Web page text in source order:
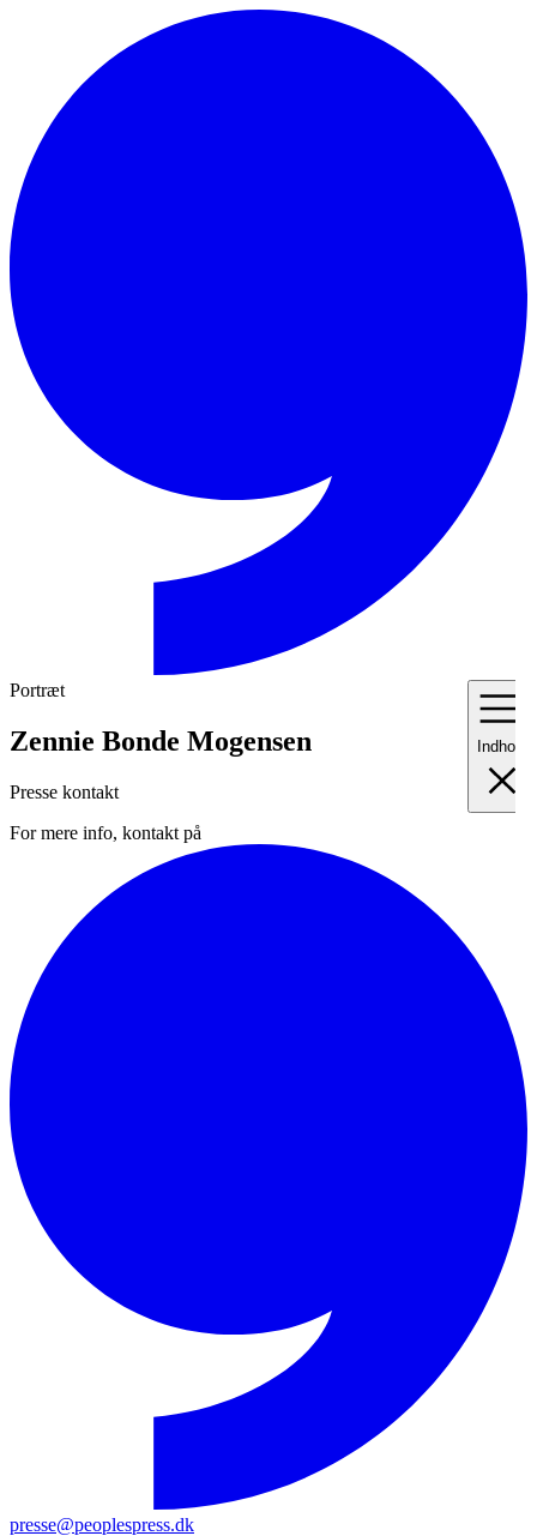
Indhold
Portræt
Zennie Bonde Mogensen
Presse kontakt
For mere info, kontakt på
presse@peoplespress.dk